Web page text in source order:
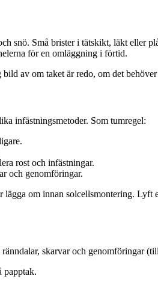
snö. Små brister i tätskikt, läkt eller
för en omläggning i förtid.
av om taket är redo, om det
infästningsmetoder. Som tumregel:
rost och infästningar.
och genomföringar.
om innan solcellsmontering.
skarvar och genomföringar
papptak.